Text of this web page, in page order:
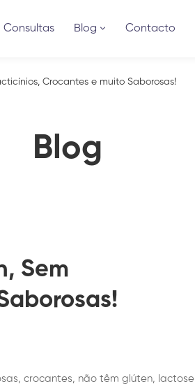
Consultas Blog Contacto
Blog
Crocantes e muito Saborosas!
Sem
crocantes, não têm glúten, lactose